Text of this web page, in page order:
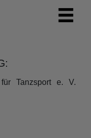
für Tanzsport e. V.